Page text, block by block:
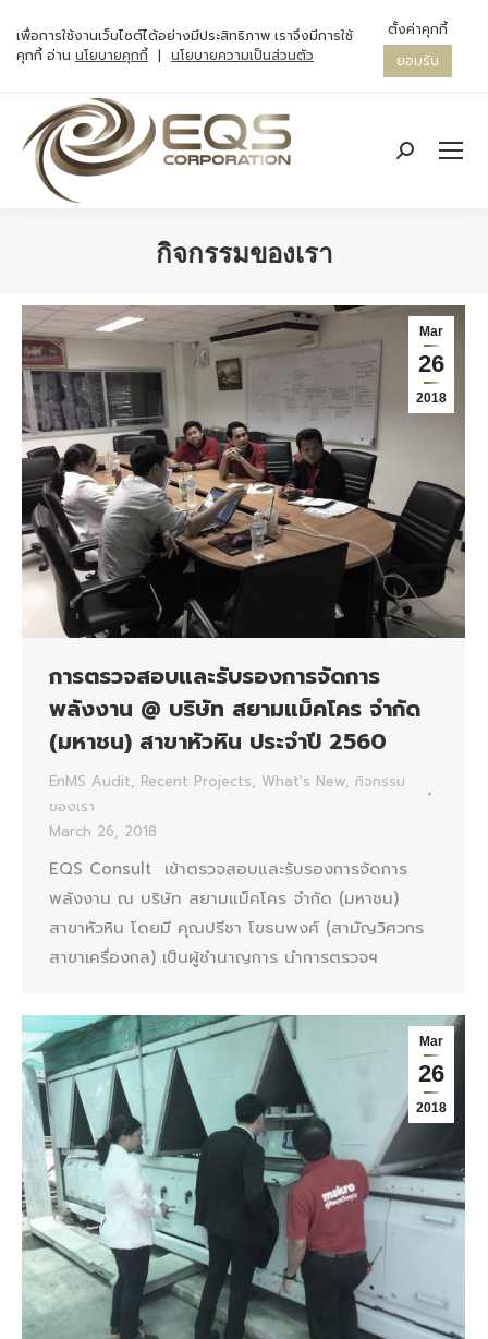
Search:
กิจกรรมของเรา
Mar
26
2018
การตรวจสอบและรับรองการจัดการ
พลังงาน @ บริษัท สยามแม็คโคร จำกัด
(มหาชน) สาขาหัวหิน ประจำปี 2560
EnMS Audit, Recent Projects, What's New, กิจกรรม
ของเรา
March 26, 2018
EQS Consult เข้าตรวจสอบและรับรองการจัดการ
พลังงาน ณ บริษัท สยามแม็คโคร จำกัด (มหาชน)
สาขาหัวหิน โดยมี คุณปรีชา โขธนพงศ์ (สามัญวิศวกร
สาขาเครื่องกล) เป็นผู้ชำนาญการ นำการตรวจฯ
Mar
26
2018
เพื่อการใช้งานเว็บไซต์ได้อย่างมีประสิทธิภาพ เราจึงมีการใช้
คุกกี้ อ่าน นโยบายคุกกี้ | นโยบายความเป็นส่วนตัว
ตั้งค่าคุกกี้
ยอมรับ